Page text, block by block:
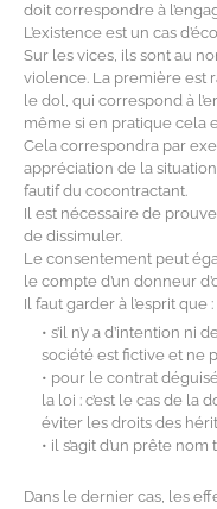
doit correspondre à
L’existence est un cas
Sur les vices, ils sont au
violence. La première est
le dol, qui correspond à
même si en pratique cela
Cela correspondra par
appréciation de la
fautif du cocontractant.
Il est nécessaire de
de dissimuler.
Le consentement peut
le compte d’un donneur
Il faut garder à l’esprit que :
• s’il n’y a d’intention
société est fictive et ne
• pour le contrat
la loi : c’est le cas de
éviter les droits des
• il s’agit d’un prête
Dans le dernier cas, les